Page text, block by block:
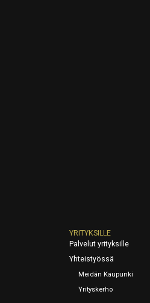
YRITYKSILLE
Palvelut yrityksille
Yhteistyössä
Meidän Kaupunki
Yrityskerho